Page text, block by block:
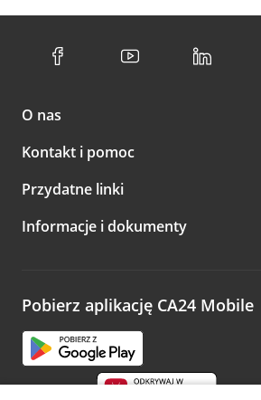
O nas
Kontakt i pomoc
Przydatne linki
Informacje i dokumenty
Pobierz aplikację CA24 Mobile